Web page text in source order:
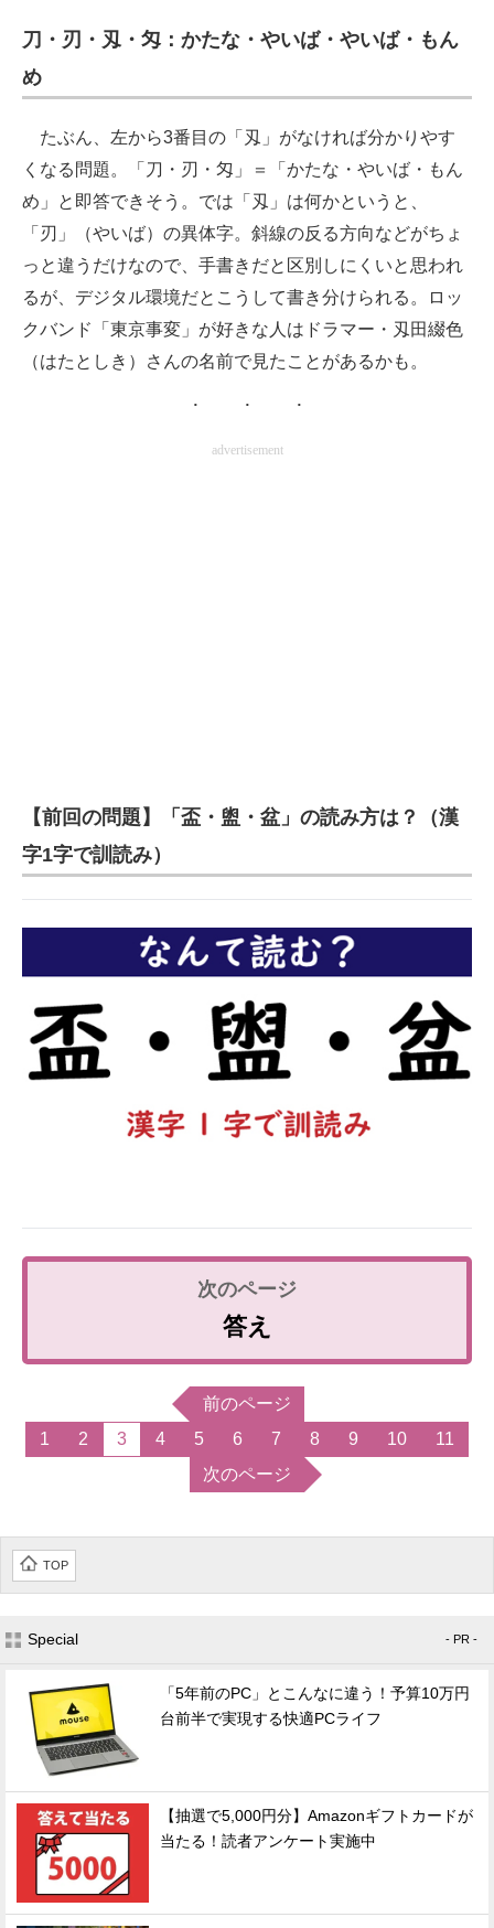
刀・刃・刄・匁：かたな・やいば・やいば・もん
め
たぶん、左から3番目の「刄」がなければ分かりやす
くなる問題。「刀・刃・匁」＝「かたな・やいば・もん
め」と即答できそう。では「刄」は何かというと、
「刃」（やいば）の異体字。斜線の反る方向などがちょ
っと違うだけなので、手書きだと区別しにくいと思われ
るが、デジタル環境だとこうして書き分けられる。ロッ
クバンド「東京事変」が好きな人はドラマー・刄田綴色
（はたとしき）さんの名前で見たことがあるかも。
advertisement
【前回の問題】「盃・盥・盆」の読み方は？（漢
字1字で訓読み）
答え
前のページ
1
2 3 4 5 6 7 8 9 10
11
次のページ
TOP
Special - PR -
「5年前のPC」とこんなに違う！予算10万円
台前半で実現する快適PCライフ
【抽選で5,000円分】Amazonギフトカードが
当たる！読者アンケート実施中